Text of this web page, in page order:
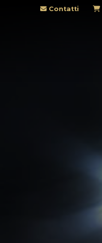
Contatti